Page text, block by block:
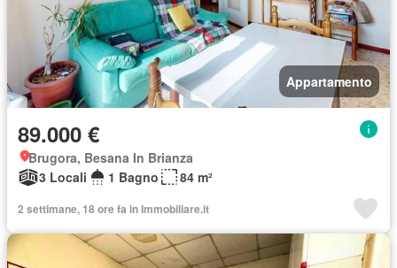
Appartamento
89.000 €
Brugora, Besana In Brianza
3 Locali
1 Bagno 84 m²
2 settimane, 18 ore fa in Immobiliare.it